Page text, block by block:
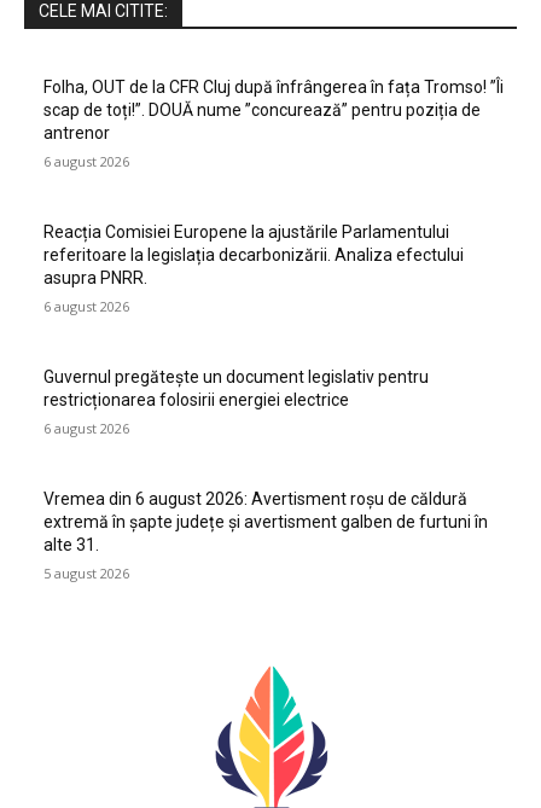
CELE MAI CITITE:
Folha, OUT de la CFR Cluj după înfrângerea în fața Tromso! ”Îi
scap de toți!”. DOUĂ nume ”concurează” pentru poziția de
antrenor
6 august 2026
Reacția Comisiei Europene la ajustările Parlamentului
referitoare la legislația decarbonizării. Analiza efectului
asupra PNRR.
6 august 2026
Guvernul pregătește un document legislativ pentru
restricționarea folosirii energiei electrice
6 august 2026
Vremea din 6 august 2026: Avertisment roșu de căldură
extremă în șapte județe și avertisment galben de furtuni în
alte 31.
5 august 2026